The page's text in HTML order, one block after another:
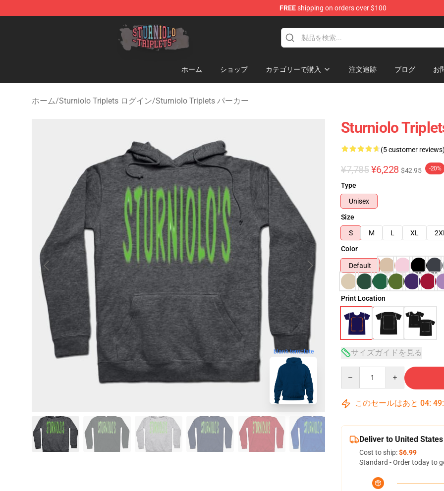
FREEshipping on orders over $100
Sturniolo Triplets Shop - Official Sturniolo Triplets Merchandise Store
ホーム ショップ カテゴリーで購入 注文追跡 ブログ お
ホーム/Sturniolo Triplets ログイン/Sturniolo Triplets パーカー
blank template
Sturniolo
(5 customer reviews)
¥7,785 ¥6,228 $42.95 -20%
Type
Unisex
Size
S
M L XL 2XL
Color
Default
Print Location
サイズガイドを見る
このセールはあと 04: 49:
Deliver to United States
Cost to ship:$6.99
Standard - Order today to